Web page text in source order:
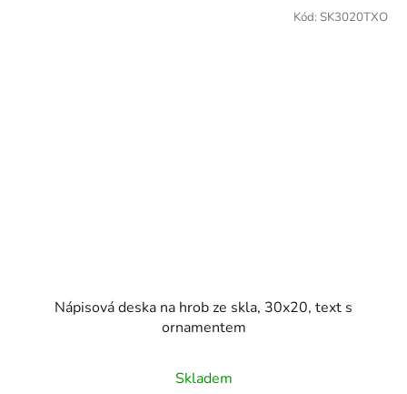
Nápisová deska na hrob ze skla, 30x20, text s
ornamentem
Skladem
Kód: SK3020TXO